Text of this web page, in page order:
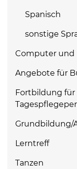
Spanisch
sonstige
Computer und
Angebote für
Fortbildung für
Grundbildung/
Lerntreff
Tanzen